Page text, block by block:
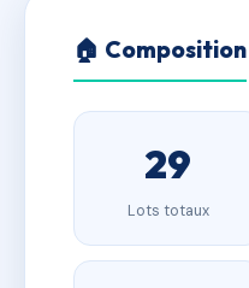
🏠 Composition
29
Lots totaux